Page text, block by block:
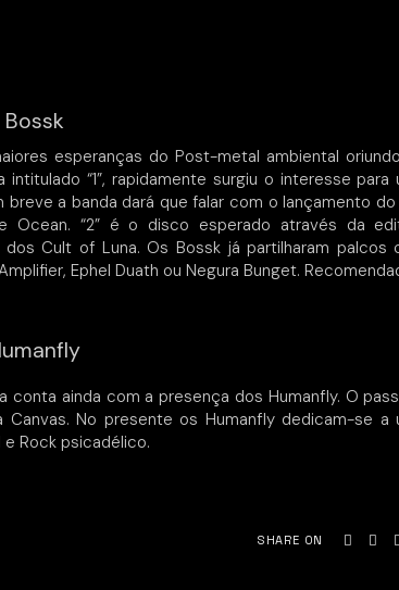
Bossk
esperanças do Post-metal ambiental
“1”, rapidamente surgiu o interesse para
a banda dará que falar com o lançamento do
“2” é o disco esperado através da
Cult of Luna. Os Bossk já partilharam palcos
Ephel Duath ou Negura Bunget.
ainda com a presença dos Humanfly. O
No presente os Humanfly dedicam-se a
Rock psicadélico.
SHARE ON